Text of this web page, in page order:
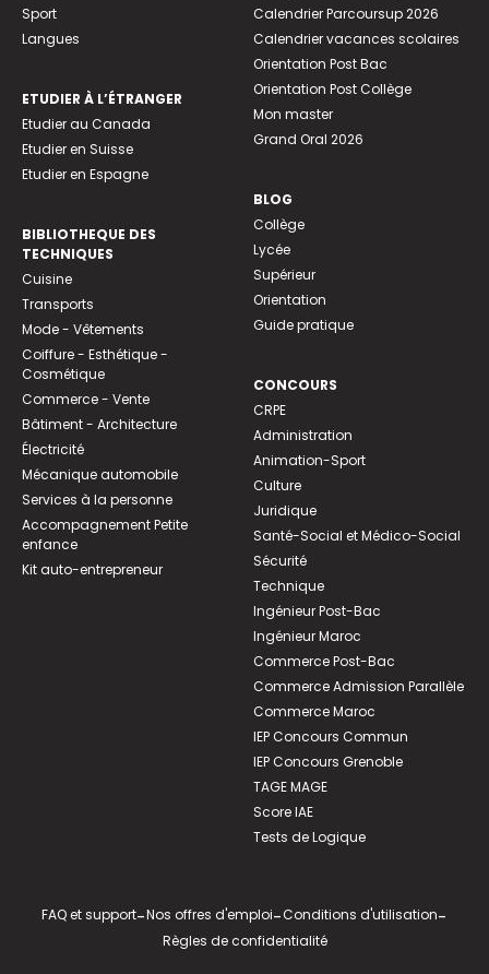
Sport
Langues
ETUDIER À L’ÉTRANGER
Etudier au Canada
Etudier en Suisse
Etudier en Espagne
BIBLIOTHEQUE DES
TECHNIQUES
Cuisine
Transports
Mode - Vêtements
Coiffure - Esthétique -
Cosmétique
Commerce - Vente
Bâtiment - Architecture
Électricité
Mécanique automobile
Services à la personne
Accompagnement Petite
enfance
Kit auto-entrepreneur
Calendrier Parcoursup 2026
Calendrier vacances scolaires
Orientation Post Bac
Orientation Post Collège
Mon master
Grand Oral 2026
BLOG
Collège
Lycée
Supérieur
Orientation
Guide pratique
CONCOURS
CRPE
Administration
Animation-Sport
Culture
Juridique
Santé-Social et Médico-Social
Sécurité
Technique
Ingénieur Post-Bac
Ingénieur Maroc
Commerce Post-Bac
Commerce Admission Parallèle
Commerce Maroc
IEP Concours Commun
IEP Concours Grenoble
TAGE MAGE
Score IAE
Tests de Logique
FAQ et support-Nos offres d'emploi-Conditions d'utilisation-
Règles de confidentialité